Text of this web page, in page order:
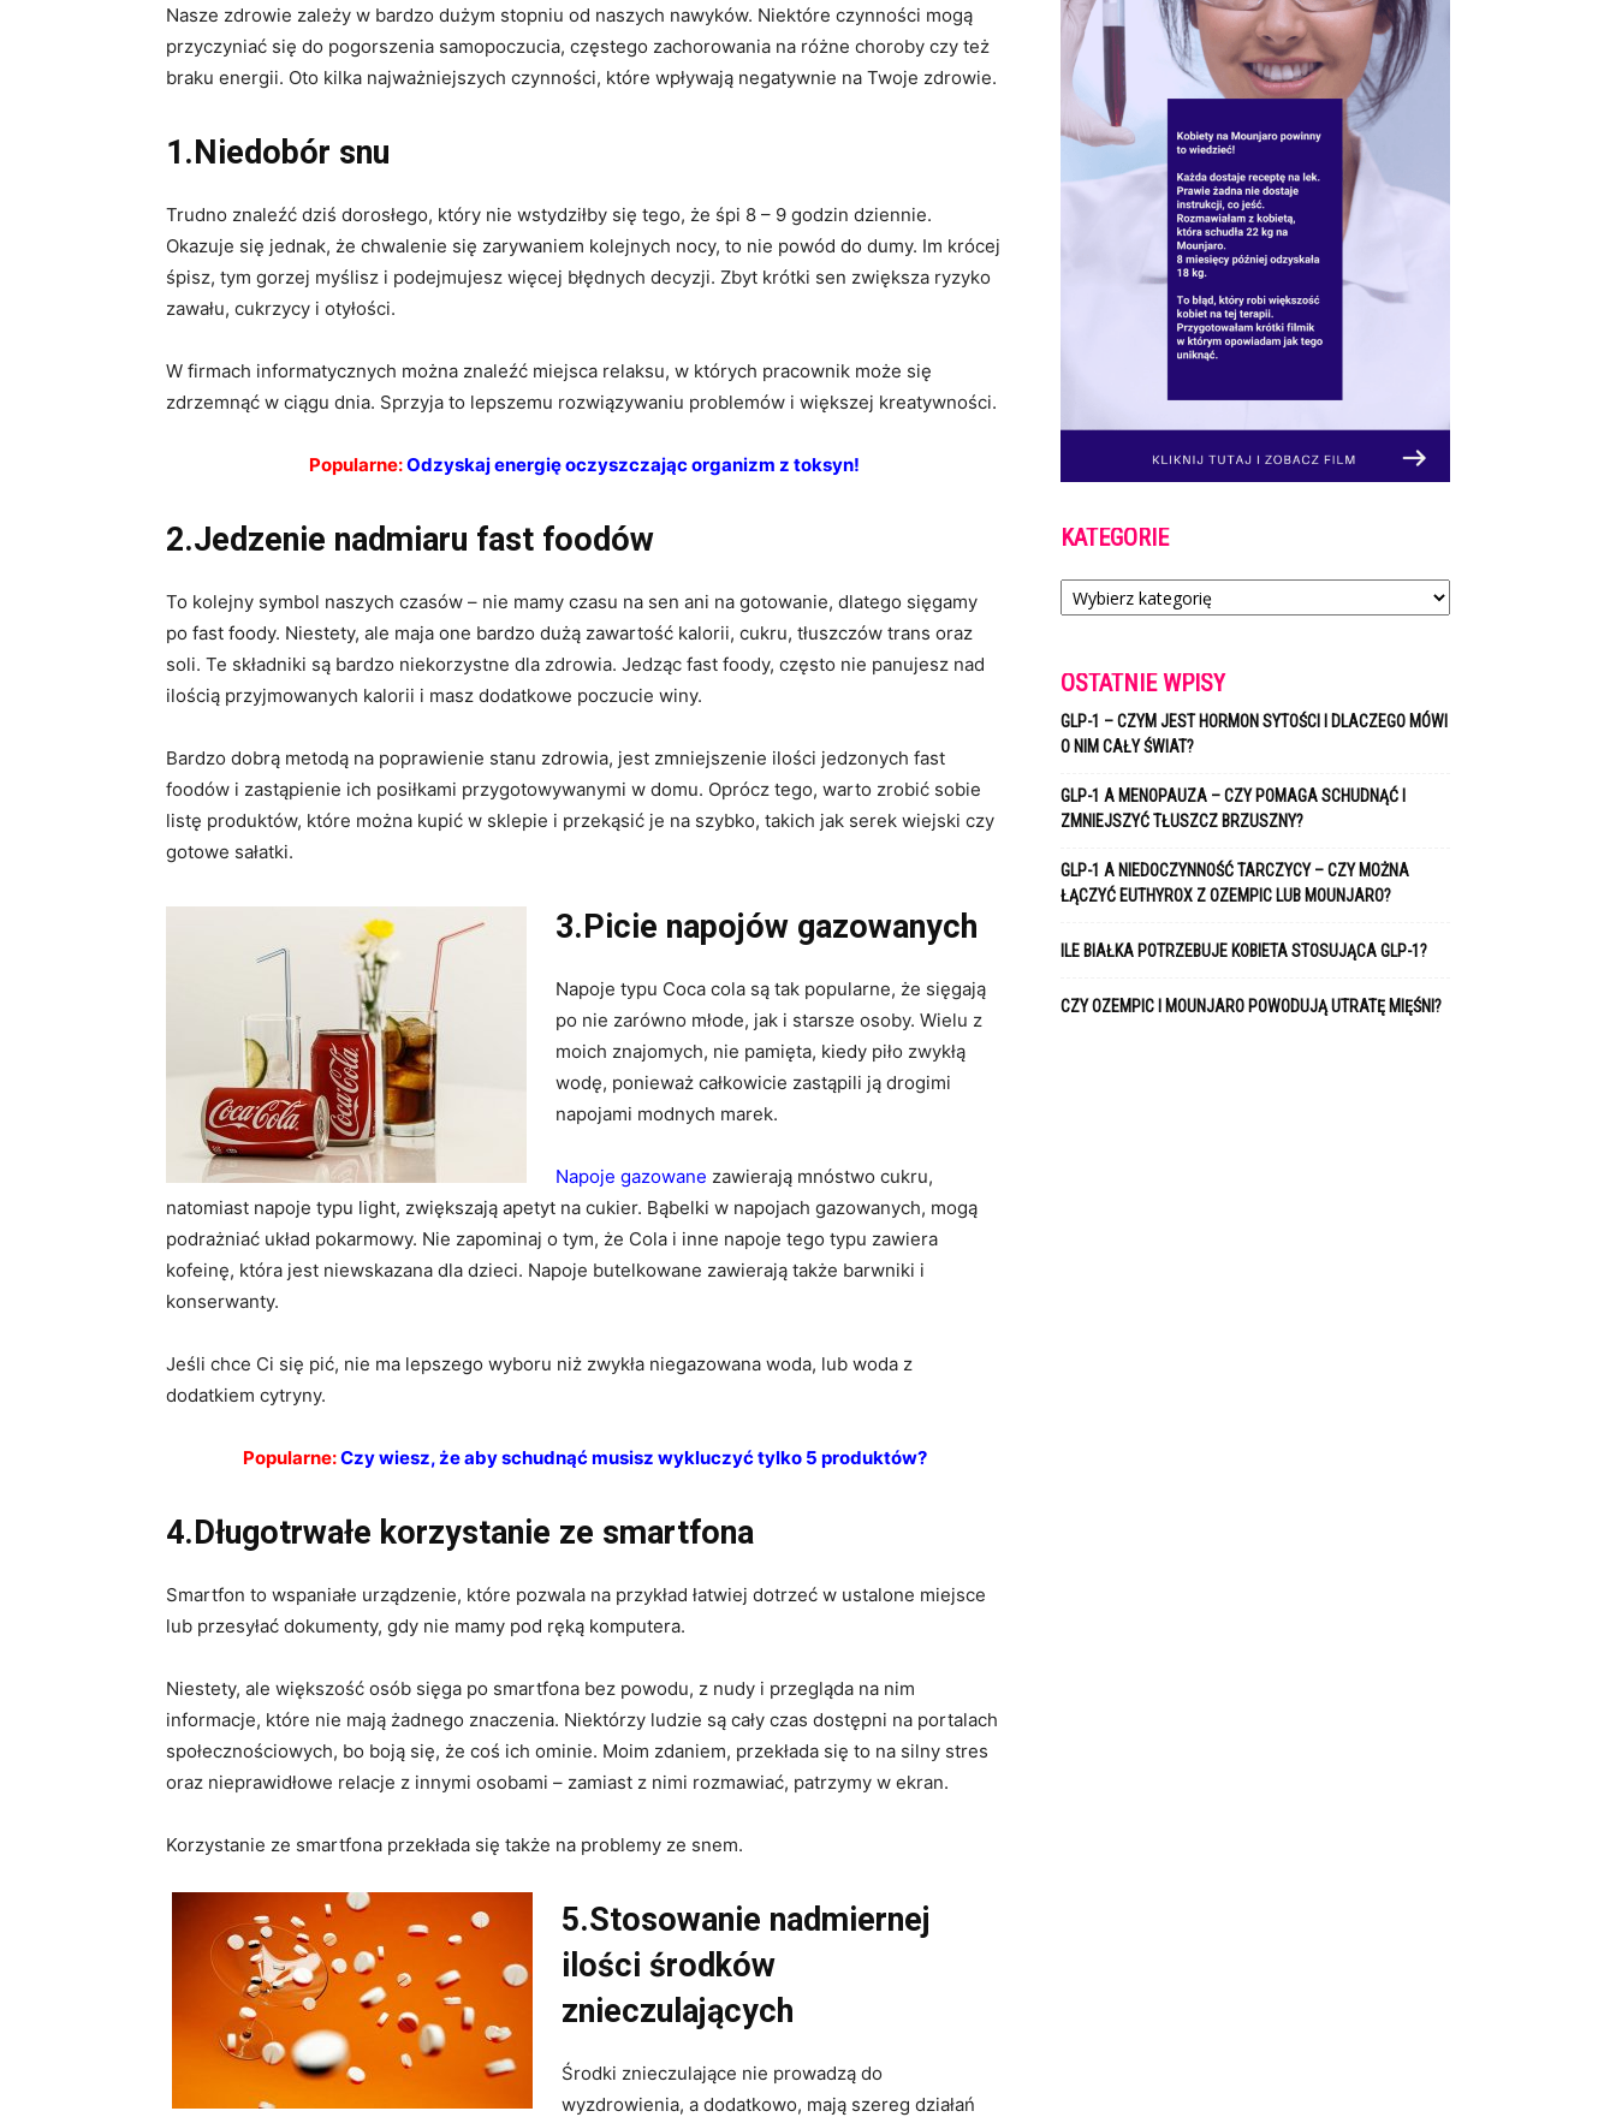
Nasze zdrowie zależy w bardzo dużym stopniu od naszych nawyków. Niektóre czynności mogą
przyczyniać się do pogorszenia samopoczucia, częstego zachorowania na różne choroby czy też
braku energii. Oto kilka najważniejszych czynności, które wpływają negatywnie na Twoje zdrowie.
1.Niedobór snu
Trudno znaleźć dziś dorosłego, który nie wstydziłby się tego, że śpi 8 – 9 godzin dziennie.
Okazuje się jednak, że chwalenie się zarywaniem kolejnych nocy, to nie powód do dumy. Im krócej
śpisz, tym gorzej myślisz i podejmujesz więcej błędnych decyzji. Zbyt krótki sen zwiększa ryzyko
zawału, cukrzycy i otyłości.
W firmach informatycznych można znaleźć miejsca relaksu, w których pracownik może się
zdrzemnąć w ciągu dnia. Sprzyja to lepszemu rozwiązywaniu problemów i większej kreatywności.
Popularne:Odzyskaj energię oczyszczając organizm z toksyn!
2.Jedzenie nadmiaru fast foodów
To kolejny symbol naszych czasów – nie mamy czasu na sen ani na gotowanie, dlatego sięgamy
po fast foody. Niestety, ale maja one bardzo dużą zawartość kalorii, cukru, tłuszczów trans oraz
soli. Te składniki są bardzo niekorzystne dla zdrowia. Jedząc fast foody, często nie panujesz nad
ilością przyjmowanych kalorii i masz dodatkowe poczucie winy.
Bardzo dobrą metodą na poprawienie stanu zdrowia, jest zmniejszenie ilości jedzonych fast
foodów i zastąpienie ich posiłkami przygotowywanymi w domu. Oprócz tego, warto zrobić sobie
listę produktów, które można kupić w sklepie i przekąsić je na szybko, takich jak serek wiejski czy
gotowe sałatki.
3.Picie napojów gazowanych
Napoje typu Coca cola są tak popularne, że sięgają
po nie zarówno młode, jak i starsze osoby. Wielu z
moich znajomych, nie pamięta, kiedy piło zwykłą
wodę, ponieważ całkowicie zastąpili ją drogimi
napojami modnych marek.
Napoje gazowane zawierają mnóstwo cukru,
natomiast napoje typu light, zwiększają apetyt na cukier. Bąbelki w napojach gazowanych, mogą
podrażniać układ pokarmowy. Nie zapominaj o tym, że Cola i inne napoje tego typu zawiera
kofeinę, która jest niewskazana dla dzieci. Napoje butelkowane zawierają także barwniki i
konserwanty.
Jeśli chce Ci się pić, nie ma lepszego wyboru niż zwykła niegazowana woda, lub woda z
dodatkiem cytryny.
Popularne:Czy wiesz, że aby schudnąć musisz wykluczyć tylko 5 produktów?
4.Długotrwałe korzystanie ze smartfona
Smartfon to wspaniałe urządzenie, które pozwala na przykład łatwiej dotrzeć w ustalone miejsce
lub przesyłać dokumenty, gdy nie mamy pod ręką komputera.
Niestety, ale większość osób sięga po smartfona bez powodu, z nudy i przegląda na nim
informacje, które nie mają żadnego znaczenia. Niektórzy ludzie są cały czas dostępni na portalach
społecznościowych, bo boją się, że coś ich ominie. Moim zdaniem, przekłada się to na silny stres
oraz nieprawidłowe relacje z innymi osobami – zamiast z nimi rozmawiać, patrzymy w ekran.
Korzystanie ze smartfona przekłada się także na problemy ze snem.
5.Stosowanie nadmiernej
ilości środków
znieczulających
Środki znieczulające nie prowadzą do
wyzdrowienia, a dodatkowo, mają szereg działań
KATEGORIE
Kategorie
OSTATNIE WPISY
GLP-1 – CZYM JEST HORMON SYTOŚCI I DLACZEGO MÓWI
O NIM CAŁY ŚWIAT?
GLP-1 A MENOPAUZA – CZY POMAGA SCHUDNĄĆ I
ZMNIEJSZYĆ TŁUSZCZ BRZUSZNY?
GLP-1 A NIEDOCZYNNOŚĆ TARCZYCY – CZY MOŻNA
ŁĄCZYĆ EUTHYROX Z OZEMPIC LUB MOUNJARO?
ILE BIAŁKA POTRZEBUJE KOBIETA STOSUJĄCA GLP-1?
CZY OZEMPIC I MOUNJARO POWODUJĄ UTRATĘ MIĘŚNI?